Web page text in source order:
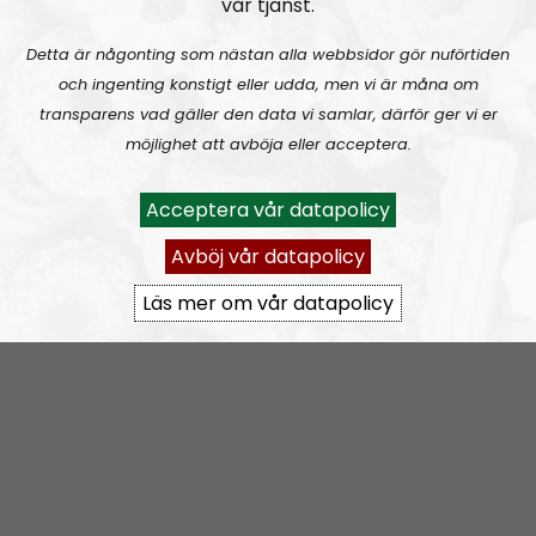
Prenumerera på Ledarperspektiv med
https://nordiskradio.se/?format=mp3-
rss&show=ledarperspektiv
Detta är någonting som nästan alla webbsidor gör nuförtiden
och ingenting konstigt eller udda, men vi är måna om
transparens vad gäller den data vi samlar, därför ger vi er
möjlighet att avböja eller acceptera.
Acceptera vår datapolicy
Avböj vår datapolicy
Läs mer om vår datapolicy